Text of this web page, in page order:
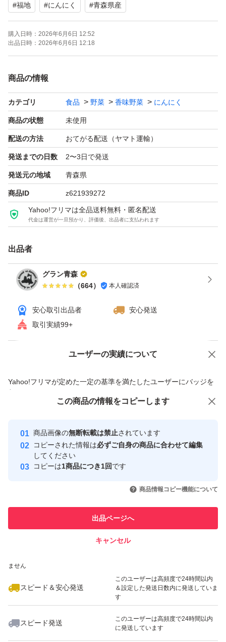
水分無調整、無着色、無香料で、皮がめくれた、
小さい、双子等が混じった訳あり品です。
梱包はジップ付袋で脱酸素剤入りで梱包します。
【名称】 青森県産 黒ニンニク
【原料原産地名】青森県産 福地ホワイト
【加工場所】 青森県 五戸町
【内量量】 500g
【賞味期限】 常温3ヶ月間
【保存方法】 直射日光を避け温度の低い所で
保管お願い致します。
宜しくお願い致します。(^^)
#福地 #にんにく #青森県産
購入日時： 2026年6月6日 12:52
出品日時： 2026年6月6日 12:18
商品の情報
カテゴリ 食品 野菜 香味野菜 にんにく
商品の状態 未使用
配送の方法 おてがる配送（ヤマト運輸）
発送までの日数 2〜3日で発送
発送元の地域 青森県
商品ID z621939272
Yahoo!フリマは全品送料無料・匿名配送
代金は運営が一旦預かり、評価後、出品者に支払われます
出品者
グラン青森
（664） 本人確認済
安心取引出品者
安心発送
取引実績99+
ユーザーの実績について
Yahoo!フリマが定めた一定の基準を満たしたユーザーにバッジを
付与しています
安心取引出品者
心・安全なユーザーです
取引実績
引を完了させた実績があります
での取引実績があります
ません
スピード＆安心発送
このユーザーは高頻度で24時間以内
＆設定した発送日数内に発送していま
す
スピード発送
このユーザーは高頻度で24時間以内
に発送しています
価格の相談 商品への質問
この商品の情報をコピーします
商品画像の無断転載は禁止されています
コピーされた情報は必ずご自身の商品に合わせて編集
してください
コピーは1商品につき1回です
商品情報コピー機能について
出品ページへ
キャンセル
この商品をみている人にオススメ
いいね！
1,100